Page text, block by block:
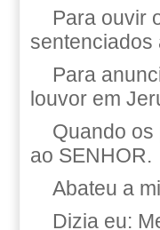
Para ouvir
sentenciados
Para
louvor em
Quando
ao SENHOR.
Abateu a
Dizia eu: